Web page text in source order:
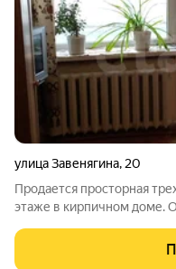
улица Завенягина, 20
Продается просторная
этаже в кирпичном доме.
Железнодорожный парк
автовокзал и